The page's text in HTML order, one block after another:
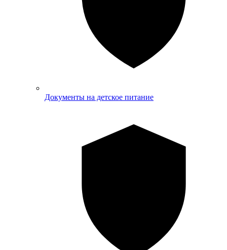
Документы на детское питание